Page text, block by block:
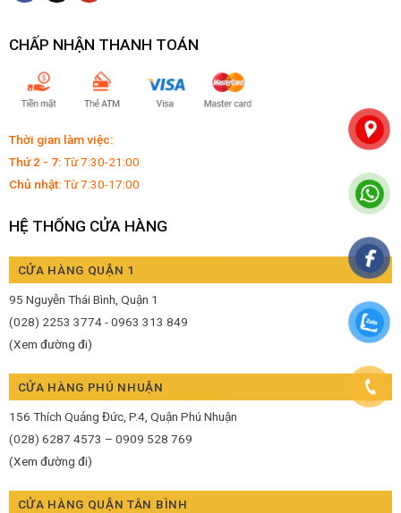
CHẤP NHẬN THANH TOÁN
Thời gian làm việc:
Thứ 2 - 7:Từ 7:30-21:00
Chủ nhật:Từ 7:30-17:00
HỆ THỐNG CỬA HÀNG
CỬA HÀNG QUẬN 1
95 Nguyễn Thái Bình, Quận 1
(028) 2253 3774 - 0963 313 849
(Xem đường đi)
CỬA HÀNG PHÚ NHUẬN
156 Thích Quảng Đức, P.4, Quận Phú Nhuận
(028) 6287 4573 – 0909 528 769
(Xem đường đi)
CỬA HÀNG QUẬN TÂN BÌNH